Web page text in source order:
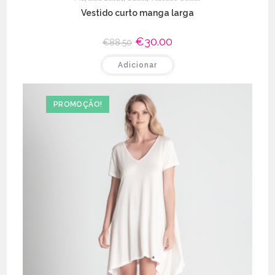
Vestido curto manga larga
€88.50 O
preço
original
era:
€88.50.
€30.00
é:
Adicionar
PROMOÇÃO!